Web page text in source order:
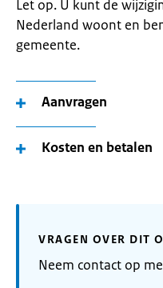
Let op. U kunt de
Nederland woont en
gemeente.
Aanvragen
Kosten en betalen
VRAGEN OVER DIT
Neem contact op